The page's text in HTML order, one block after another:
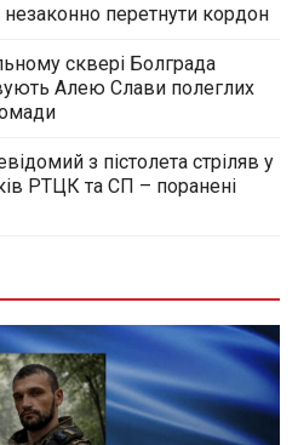
незаконно перетнути кордон
сквері Болграда
Алею Слави полеглих
з пістолета стріляв у
РТЦК та СП – поранені